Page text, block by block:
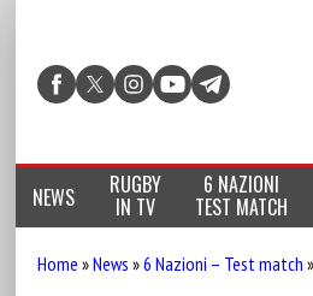
NEWS RUGBY
IN TV
6 NAZIONI
TEST MATCH
Home »News »6 Nazioni – Test match »